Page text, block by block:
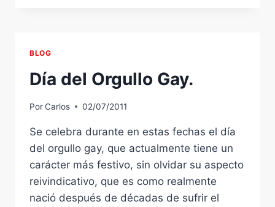
BLOG
Día del Orgullo Gay.
PorCarlos 02/07/2011
Se celebra durante en estas fechas el día
del orgullo gay, que actualmente tiene un
carácter más festivo, sin olvidar su aspecto
reivindicativo, que es como realmente
nació después de décadas de sufrir el